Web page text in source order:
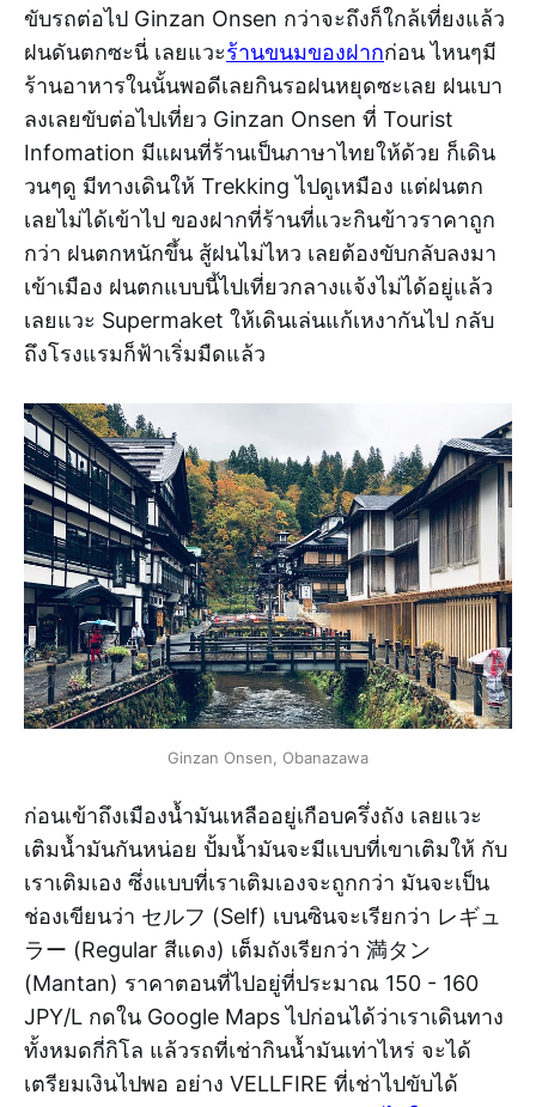
ขับรถต่อไป Ginzan Onsen กว่าจะถึงก็ใกล้เที่ยงแล้ว
ฝนดันตกซะนี่ เลยแวะร้านขนมของฝากก่อน ไหนๆมี
ร้านอาหารในนั้นพอดีเลยกินรอฝนหยุดซะเลย ฝนเบา
ลงเลยขับต่อไปเที่ยว Ginzan Onsen ที่ Tourist
Infomation มีแผนที่ร้านเป็นภาษาไทยให้ด้วย ก็เดิน
วนๆดู มีทางเดินให้ Trekking ไปดูเหมือง แต่ฝนตก
เลยไม่ได้เข้าไป ของฝากที่ร้านที่แวะกินข้าวราคาถูก
กว่า ฝนตกหนักขึ้น สู้ฝนไม่ไหว เลยต้องขับกลับลงมา
เข้าเมือง ฝนตกแบบนี้ไปเที่ยวกลางแจ้งไม่ได้อยู่แล้ว
เลยแวะ Supermaket ให้เดินเล่นแก้เหงากันไป กลับ
ถึงโรงแรมก็ฟ้าเริ่มมืดแล้ว
Ginzan Onsen, Obanazawa
ก่อนเข้าถึงเมืองน้ำมันเหลืออยู่เกือบครึ่งถัง เลยแวะ
เติมน้ำมันกันหน่อย ปั้มน้ำมันจะมีแบบที่เขาเติมให้ กับ
เราเติมเอง ซึ่งแบบที่เราเติมเองจะถูกกว่า มันจะเป็น
ช่องเขียนว่า セルフ (Self) เบนซินจะเรียกว่า レギュ
ラー (Regular สีแดง) เต็มถังเรียกว่า 満タン
(Mantan) ราคาตอนที่ไปอยู่ที่ประมาณ 150 - 160
JPY/L กดใน Google Maps ไปก่อนได้ว่าเราเดินทาง
ทั้งหมดกี่กิโล แล้วรถที่เช่ากินน้ำมันเท่าไหร่ จะได้
เตรียมเงินไปพอ อย่าง VELLFIRE ที่เช่าไปขับได้